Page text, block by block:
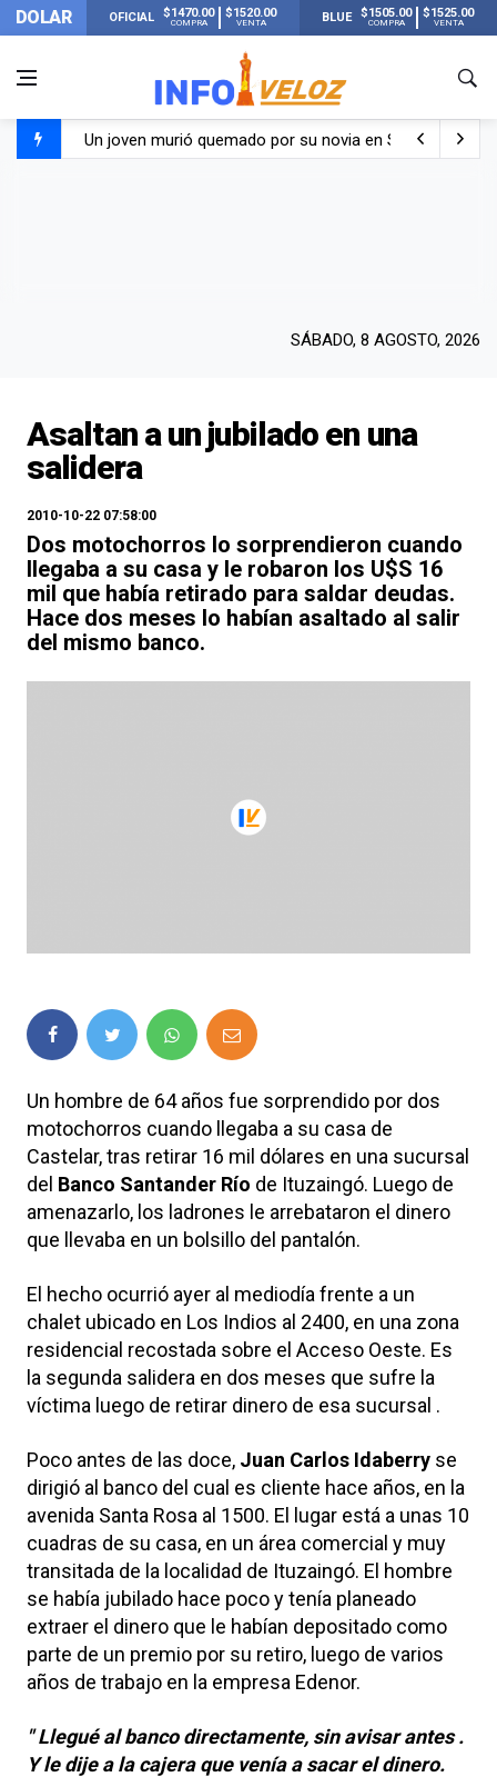
DOLAR OFICIAL $1470.00
COMPRA
$1520.00
VENTA BLUE $1505.00
COMPRA
$1525.00
VENTA
Un joven murió quemado por su novia en San Luis:
SÁBADO, 8 AGOSTO, 2026
Asaltan a un jubilado en una
salidera
2010-10-22 07:58:00
Dos motochorros lo sorprendieron cuando
llegaba a su casa y le robaron los U$S 16
mil que había retirado para saldar deudas.
Hace dos meses lo habían asaltado al salir
del mismo banco.
Un hombre de 64 años fue sorprendido por dos
motochorros cuando llegaba a su casa de
Castelar, tras retirar 16 mil dólares en una sucursal
del Banco Santander Río de Ituzaingó. Luego de
amenazarlo, los ladrones le arrebataron el dinero
que llevaba en un bolsillo del pantalón.
El hecho ocurrió ayer al mediodía frente a un
chalet ubicado en Los Indios al 2400, en una zona
residencial recostada sobre el Acceso Oeste. Es
la segunda salidera en dos meses que sufre la
víctima luego de retirar dinero de esa sucursal .
Poco antes de las doce, Juan Carlos Idaberry se
dirigió al banco del cual es cliente hace años, en la
avenida Santa Rosa al 1500. El lugar está a unas 10
cuadras de su casa, en un área comercial y muy
transitada de la localidad de Ituzaingó. El hombre
se había jubilado hace poco y tenía planeado
extraer el dinero que le habían depositado como
parte de un premio por su retiro, luego de varios
años de trabajo en la empresa Edenor.
" Llegué al banco directamente, sin avisar antes .
Y le dije a la cajera que venía a sacar el dinero.